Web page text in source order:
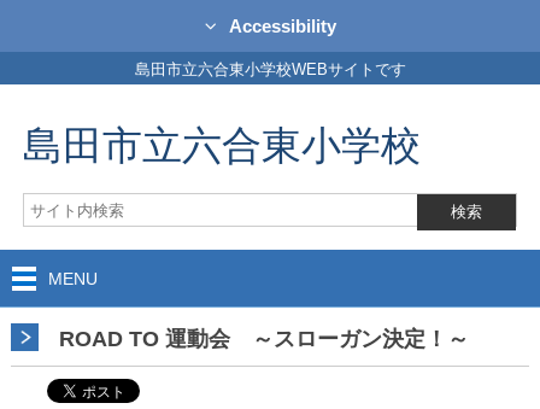
Accessibility
島田市立六合東小学校WEBサイトです
島田市立六合東小学校
MENU
ROAD TO 運動会 ～スローガン決定！～